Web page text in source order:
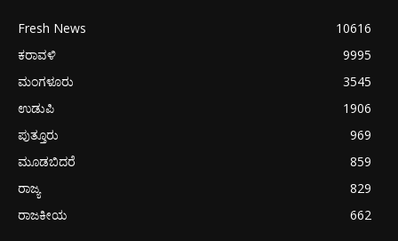
Fresh News
10616
ಕರಾವಳಿ
9995
ಮಂಗಳೂರು
3545
ಉಡುಪಿ
1906
ಪುತ್ತೂರು
969
ಮೂಡಬಿದರೆ
859
ರಾಜ್ಯ
829
ರಾಜಕೀಯ
662